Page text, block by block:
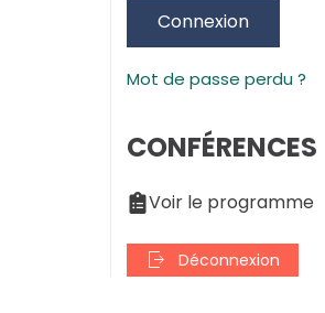
Connexion
Mot de passe perdu ?
CONFÉRENCES
Voir le programme
Déconnexion